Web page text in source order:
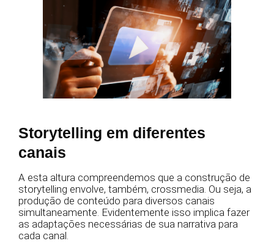
Storytelling em diferentes
canais
A esta altura compreendemos que a construção de
storytelling envolve, também, crossmedia. Ou seja, a
produção de conteúdo para diversos canais
simultaneamente. Evidentemente isso implica fazer
as adaptações necessárias de sua narrativa para
cada canal.